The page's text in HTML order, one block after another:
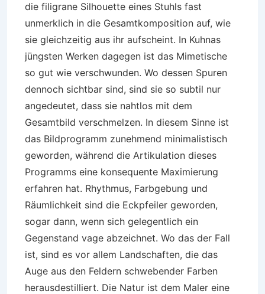
die filigrane Silhouette eines Stuhls fast
unmerklich in die Gesamtkomposition auf, wie
sie gleichzeitig aus ihr aufscheint. In Kuhnas
jüngsten Werken dagegen ist das Mimetische
so gut wie verschwunden. Wo dessen Spuren
dennoch sichtbar sind, sind sie so subtil nur
angedeutet, dass sie nahtlos mit dem
Gesamtbild verschmelzen. In diesem Sinne ist
das Bildprogramm zunehmend minimalistisch
geworden, während die Artikulation dieses
Programms eine konsequente Maximierung
erfahren hat. Rhythmus, Farbgebung und
Räumlichkeit sind die Eckpfeiler geworden,
sogar dann, wenn sich gelegentlich ein
Gegenstand vage abzeichnet. Wo das der Fall
ist, sind es vor allem Landschaften, die das
Auge aus den Feldern schwebender Farben
herausdestilliert. Die Natur ist dem Maler eine